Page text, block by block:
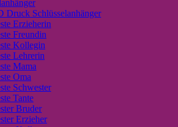
Druck Schlüsselanhänger
Erzieherin
Freundin
Kollegin
Lehrerin
Mama
Oma
Schwester
Tante
Bruder
Erzieher